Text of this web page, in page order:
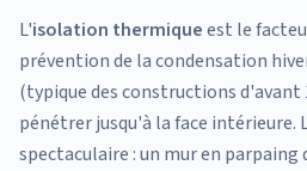
L'isolation thermiqueest le
prévention de la condensation
(typique des constructions d'avant
pénétrer jusqu'à la face intérieure.
spectaculaire : un mur en parpaing